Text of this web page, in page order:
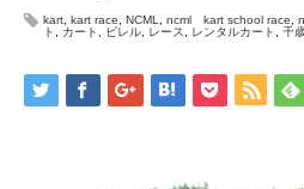
kart kart race NCML ncml kart school race
ト
カート ビレル レース レンタルカート 千